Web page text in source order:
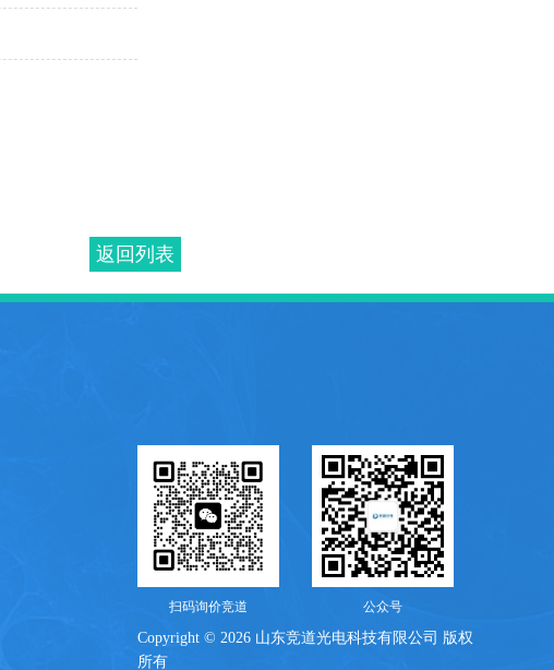
返回列表
扫码询价竞道 公众号
Copyright © 2026 山东竞道光电科技有限公司 版权
所有